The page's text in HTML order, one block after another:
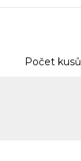
Počet kusů